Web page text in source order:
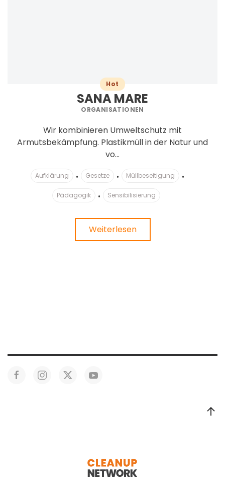
Hot
SANA MARE
ORGANISATIONEN
Wir kombinieren Umweltschutz mit
Armutsbekämpfung. Plastikmüll in der Natur und
vo...
Aufklärung Gesetze Müllbeseitigung
Pädagogik Sensibilisierung
Weiterlesen